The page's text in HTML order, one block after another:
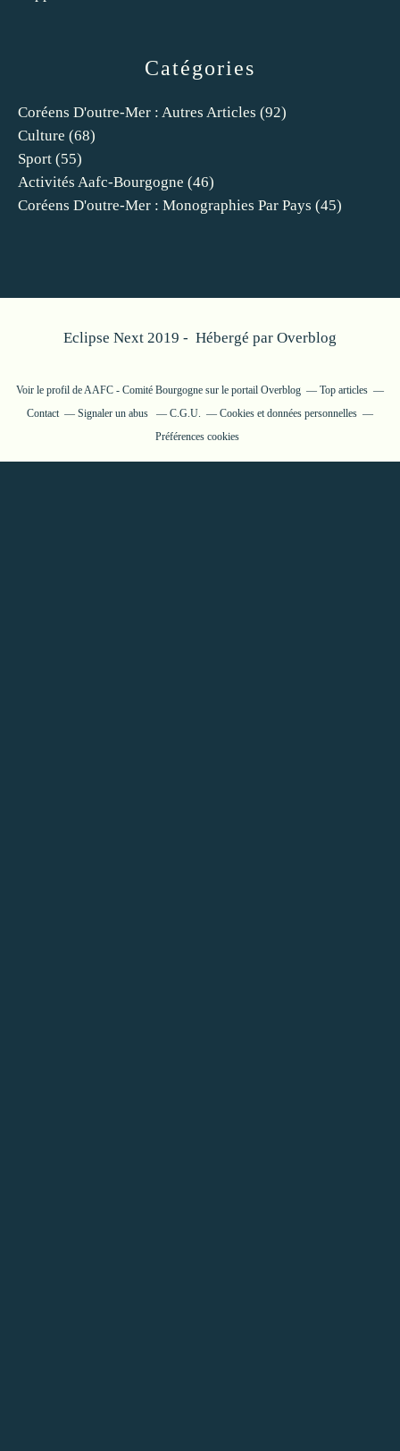
Catégories
Coréens D'outre-Mer : Autres Articles (92)
Culture (68)
Sport (55)
Activités Aafc-Bourgogne (46)
Coréens D'outre-Mer : Monographies Par Pays (45)
Eclipse Next 2019 - Hébergé par Overblog
Voir le profil de AAFC - Comité Bourgogne sur le portail Overblog
Top articles
Contact
Signaler un abus C.G.U.
Cookies et données personnelles
Préférences cookies